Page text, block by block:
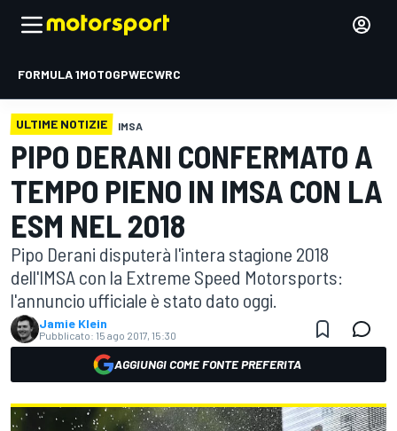
FORMULA 1MOTOGPWECWRC
ULTIME NOTIZIE IMSA
PIPO DERANI CONFERMATO A
TEMPO PIENO IN IMSA CON LA
ESM NEL 2018
Pipo Derani disputerà l'intera stagione 2018
dell'IMSA con la Extreme Speed Motorsports:
l'annuncio ufficiale è stato dato oggi.
Jamie Klein
Pubblicato: 15 ago 2017, 15:30
AGGIUNGI COME FONTE PREFERITA